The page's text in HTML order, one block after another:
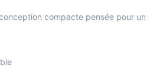
compacte pensée pour un